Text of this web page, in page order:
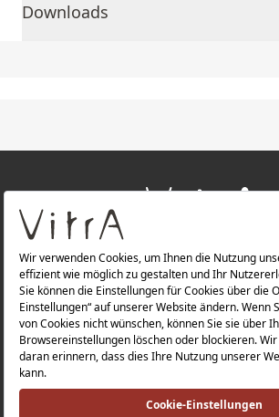
Downloads
ÜBER UNS
PRODUKTE